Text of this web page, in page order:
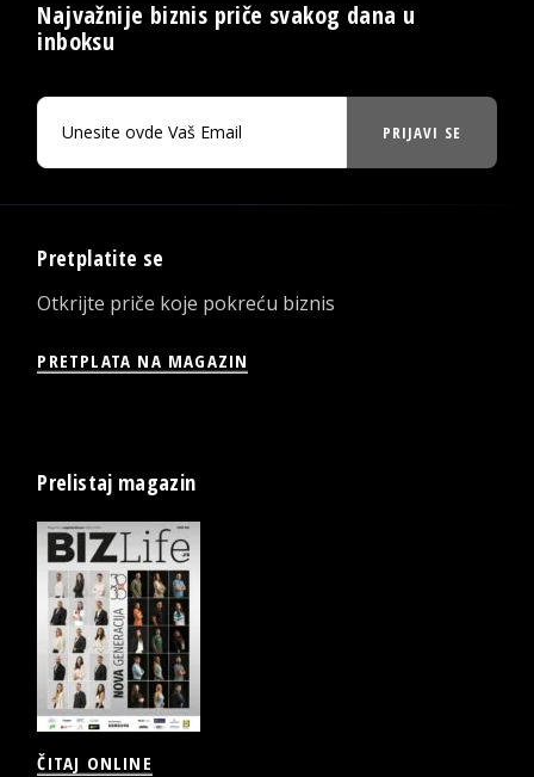
Najvažnije biznis priče svakog dana u
inboksu
PRIJAVI SE
Pretplatite se
Otkrijte priče koje pokreću biznis
PRETPLATA NA MAGAZIN
Prelistaj magazin
ČITAJ ONLINE